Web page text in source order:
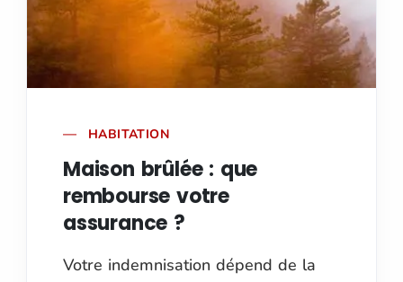
HABITATION
Maison brûlée : que
rembourse votre
assurance ?
Votre indemnisation dépend de la